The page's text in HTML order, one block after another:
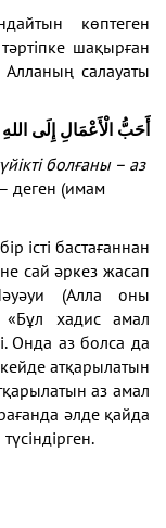
көптеген
шақырған
Алланың салауаты
أَحَبُّ الْأَعْمَالِ إِلَى
болғаны – аз
деген (имам
істі бастағаннан
сай әркез жасап
(Алла оны
хадис амал
Онда аз болса да
атқарылатын
аз амал
әлде қайда